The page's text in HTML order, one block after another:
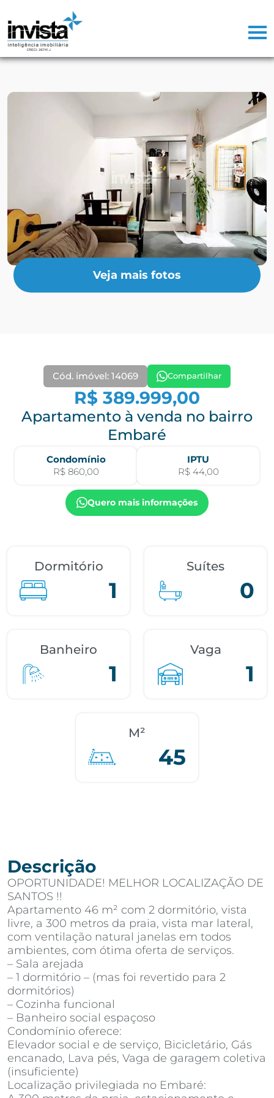
Veja mais fotos
Cód. imóvel: 14069 Compartilhar
R$ 389.999,00
Apartamento à venda no bairro
Embaré
Condomínio
R$ 860,00
IPTU
R$ 44,00
Quero mais informações
Dormitório
1
Suítes
0
Banheiro
1
Vaga
1
M²
45
Descrição
OPORTUNIDADE! MELHOR LOCALIZAÇÃO DE
SANTOS !!
Apartamento 46 m² com 2 dormitório, vista
livre, a 300 metros da praia, vista mar lateral,
com ventilação natural janelas em todos
ambientes, com ótima oferta de serviços.
– Sala arejada
– 1 dormitório – (mas foi revertido para 2
dormitórios)
– Cozinha funcional
– Banheiro social espaçoso
Condomínio oferece:
Elevador social e de serviço, Bicicletário, Gás
encanado, Lava pés, Vaga de garagem coletiva
(insuficiente)
Localização privilegiada no Embaré: